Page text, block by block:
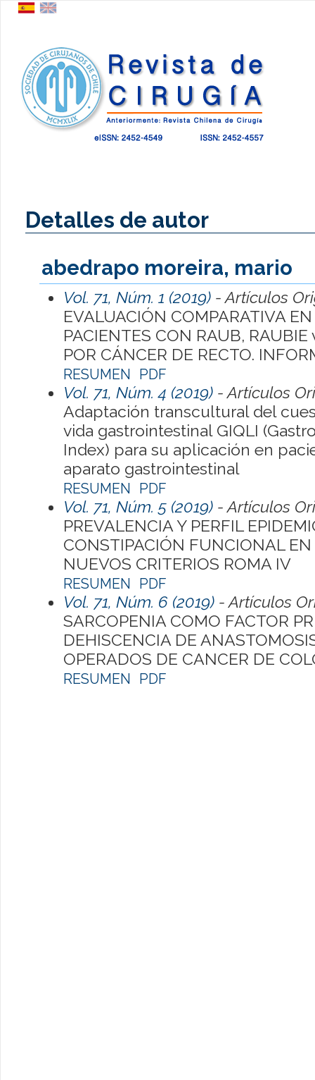
Detalles de autor
abedrapo moreira, mario
Vol. 71, Núm. 1 (2019)- Artículos
EVALUACIÓN COMPARATIVA
PACIENTES CON RAUB,
POR CÁNCER DE RECTO.
RESUMEN PDF
Vol. 71, Núm. 4 (2019)- Artículos
Adaptación transcultural del
vida gastrointestinal GIQLI
Index) para su aplicación en
aparato gastrointestinal
RESUMEN PDF
Vol. 71, Núm. 5 (2019)- Artículos
PREVALENCIA Y PERFIL
CONSTIPACIÓN FUNCIONAL
NUEVOS CRITERIOS ROMA IV
RESUMEN PDF
Vol. 71, Núm. 6 (2019)- Artículos
SARCOPENIA COMO FACTOR
DEHISCENCIA DE
OPERADOS DE CANCER DE
RESUMEN PDF